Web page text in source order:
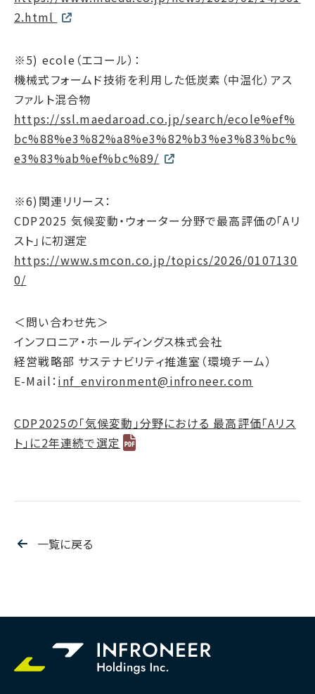
2.html
※5) ecole（エコール）：
機械式フォームド技術を利用した低炭素（中温化）アス
ファルト混合物
https://ssl.maedaroad.co.jp/search/ecole%ef%
bc%88%e3%82%a8%e3%82%b3%e3%83%bc%
e3%83%ab%ef%bc%89/
※6)関連リリース：
CDP2025 気候変動・ウォーター分野で最高評価の「Aリ
スト」に初選定
https://www.smcon.co.jp/topics/2026/0107130
0/
＜問い合わせ先＞
インフロニア・ホールディングス株式会社
経営戦略部 サステナビリティ推進室（環境チーム）
E-Mail：inf_environment@infroneer.com
CDP2025の「気候変動」分野における 最高評価「Aリス
ト」に2年連続で選定
一覧に戻る